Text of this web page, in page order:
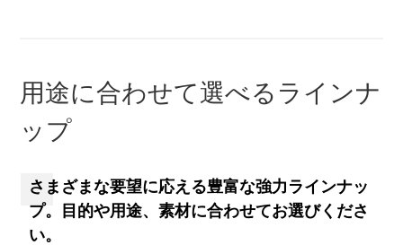
用途に合わせて選べるラインナ
ップ
さまざまな要望に応える豊富な強力ラインナッ
プ。目的や用途、素材に合わせてお選びくださ
い。